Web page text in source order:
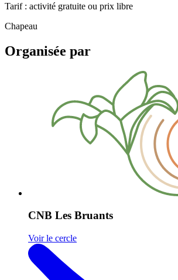
Tarif : activité gratuite ou prix libre
Chapeau
Organisée par
CNB Les Bruants
Voir le cercle